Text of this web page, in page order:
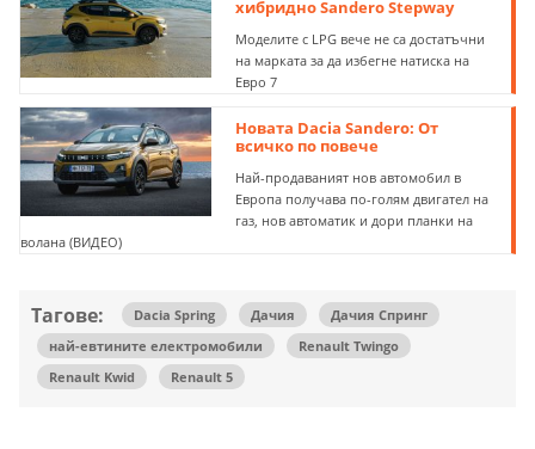
хибридно Sandero Stepway
Моделите с LPG вече не са достатъчни
на марката за да избегне натиска на
Eвро 7
Новата Dacia Sandero: От
всичко по повече
Най-продаваният нов автомобил в
Европа получава по-голям двигател на
газ, нов автоматик и дори планки на
волана (ВИДЕО)
Тагове: Dacia Spring Дачия
Дачия Спринг
най-евтините електромобили
Renault Twingo
Renault Kwid
Renault 5